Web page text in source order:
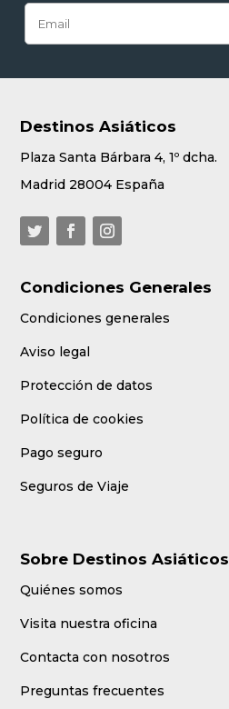
Destinos Asiáticos
Plaza Santa Bárbara 4, 1º dcha.
Madrid 28004 España
Condiciones Generales
Condiciones generales
Aviso legal
Protección de datos
Política de cookies
Pago seguro
Seguros de Viaje
Sobre Destinos Asiáticos
Quiénes somos
Visita nuestra oficina
Contacta con nosotros
Preguntas frecuentes